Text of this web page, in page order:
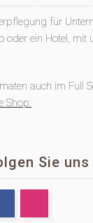
für
ein Hotel, mit
auch im Full
Shop.
Sie